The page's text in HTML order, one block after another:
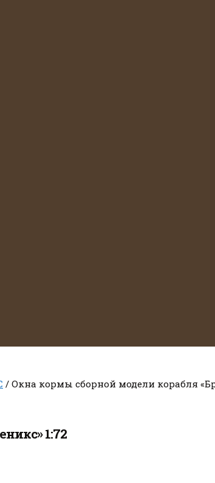
/ Окна кормы сборной модели корабля
1:72